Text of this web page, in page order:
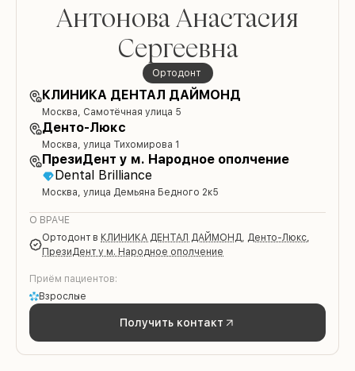
Антонова Анастасия
Сергеевна
ортодонт
КЛИНИКА ДЕНТАЛ ДАЙМОНД
Москва, Самотёчная улица 5
Денто-Люкс
Москва, улица Тихомирова 1
ПрезиДент у м. Народное ополчение
Dental Brilliance
Москва, улица Демьяна Бедного 2к5
О ВРАЧЕ
ортодонт в КЛИНИКА ДЕНТАЛ ДАЙМОНД, Денто-Люкс,
ПрезиДент у м. Народное ополчение
Приём пациентов:
Взрослые
Получить контакт